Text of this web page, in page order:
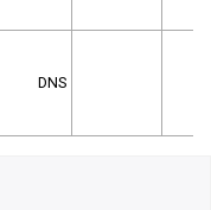
DNS